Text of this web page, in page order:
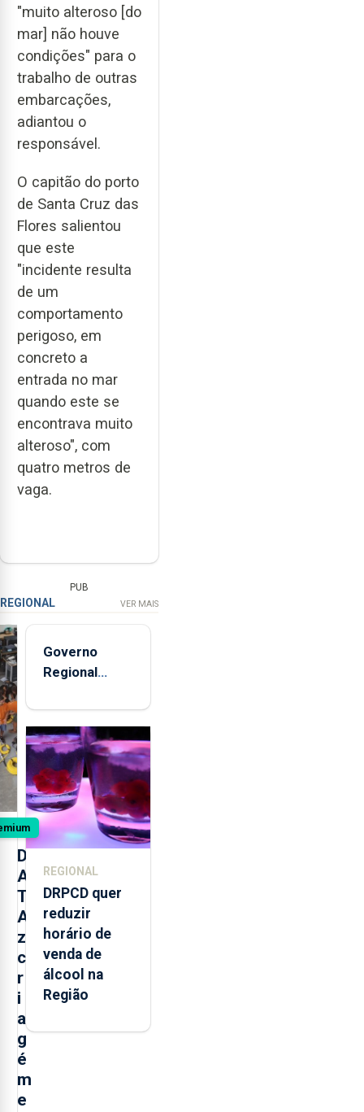
"muito alteroso [do
mar] não houve
condições" para o
trabalho de outras
embarcações,
adiantou o
responsável.
O capitão do porto
de Santa Cruz das
Flores salientou
que este
"incidente resulta
de um
comportamento
perigoso, em
concreto a
entrada no mar
quando este se
encontrava muito
alteroso", com
quatro metros de
vaga.
PUB
REGIONAL VER MAIS
D
A
T
A
z
c
r
i
a
g
é
m
e
Governo
Regional
apartamentos
na freguesia
da Maia
REGIONAL
DRPCD quer
reduzir
horário de
venda de
álcool na
Região